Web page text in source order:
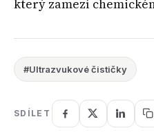
který zamezí
#Ultrazvukové čističky
SDÍLET